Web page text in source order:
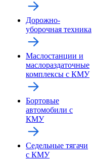
Дорожно-
уборочная техника
Маслостанции и
маслораздаточные
комплексы с КМУ
Бортовые
автомобили с
КМУ
Седельные тягачи
с КМУ